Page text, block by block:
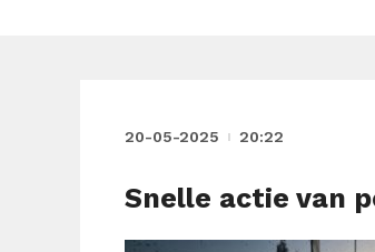
20-05-2025 20:22
Snelle actie van